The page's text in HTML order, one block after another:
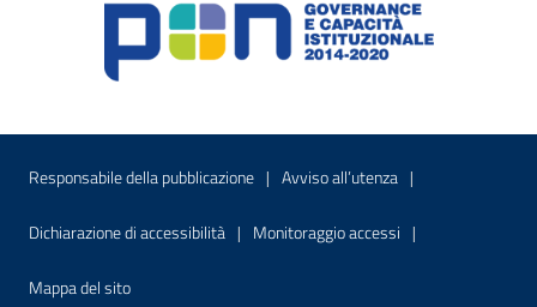
Menu di servizio
Responsabile della pubblicazione Sito interno - Apre in una nuova
Avviso all’utenza Sito interno -
Dichiarazione di accessibilità Sito interno - Apre in una nuova finestra
Monitoraggio accessi Sito interno -
Mappa del sitoSito interno - Apre nella stessa finestra